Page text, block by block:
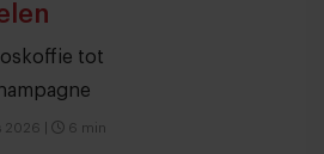
tot
2026 6 min